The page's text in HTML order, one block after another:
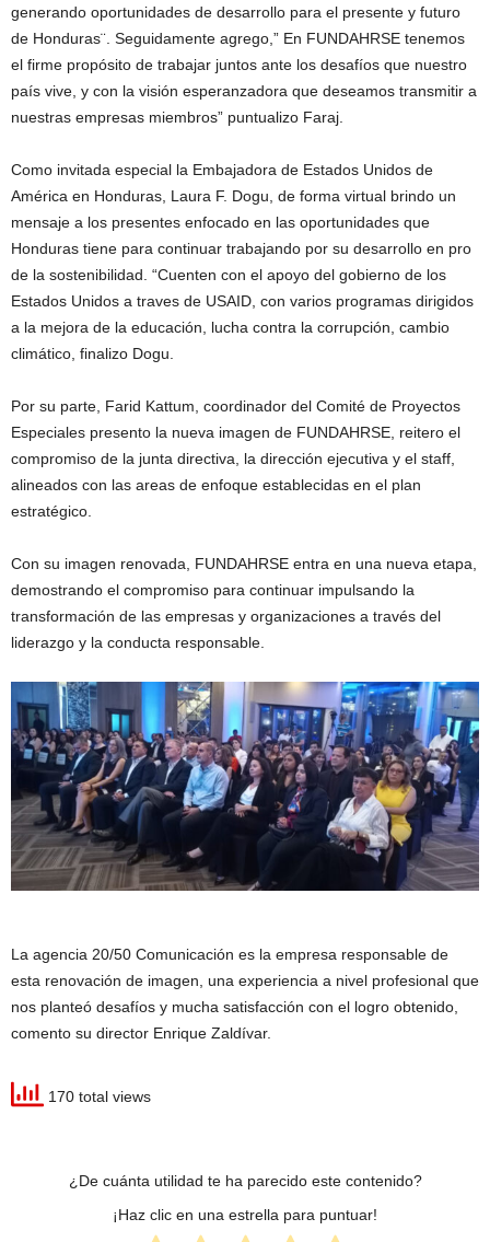
generando oportunidades de desarrollo para el presente y futuro
de Honduras¨. Seguidamente agrego,” En FUNDAHRSE tenemos
el firme propósito de trabajar juntos ante los desafíos que nuestro
país vive, y con la visión esperanzadora que deseamos transmitir a
nuestras empresas miembros” puntualizo Faraj.
Como invitada especial la Embajadora de Estados Unidos de
América en Honduras, Laura F. Dogu, de forma virtual brindo un
mensaje a los presentes enfocado en las oportunidades que
Honduras tiene para continuar trabajando por su desarrollo en pro
de la sostenibilidad. “Cuenten con el apoyo del gobierno de los
Estados Unidos a traves de USAID, con varios programas dirigidos
a la mejora de la educación, lucha contra la corrupción, cambio
climático, finalizo Dogu.
Por su parte, Farid Kattum, coordinador del Comité de Proyectos
Especiales presento la nueva imagen de FUNDAHRSE, reitero el
compromiso de la junta directiva, la dirección ejecutiva y el staff,
alineados con las areas de enfoque establecidas en el plan
estratégico.
Con su imagen renovada, FUNDAHRSE entra en una nueva etapa,
demostrando el compromiso para continuar impulsando la
transformación de las empresas y organizaciones a través del
liderazgo y la conducta responsable.
La agencia 20/50 Comunicación es la empresa responsable de
esta renovación de imagen, una experiencia a nivel profesional que
nos planteó desafíos y mucha satisfacción con el logro obtenido,
comento su director Enrique Zaldívar.
170 total views
¿De cuánta utilidad te ha parecido este contenido?
¡Haz clic en una estrella para puntuar!